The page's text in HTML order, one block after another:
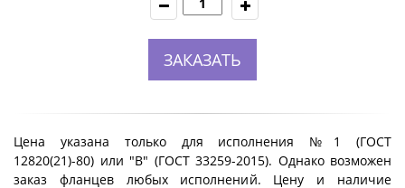
ЗАКАЗАТЬ
Цена указана только для исполнения №1 (ГОСТ
12820(21)-80) или "B" (ГОСТ 33259-2015). Однако возможен
заказ фланцев любых исполнений. Цену и наличие